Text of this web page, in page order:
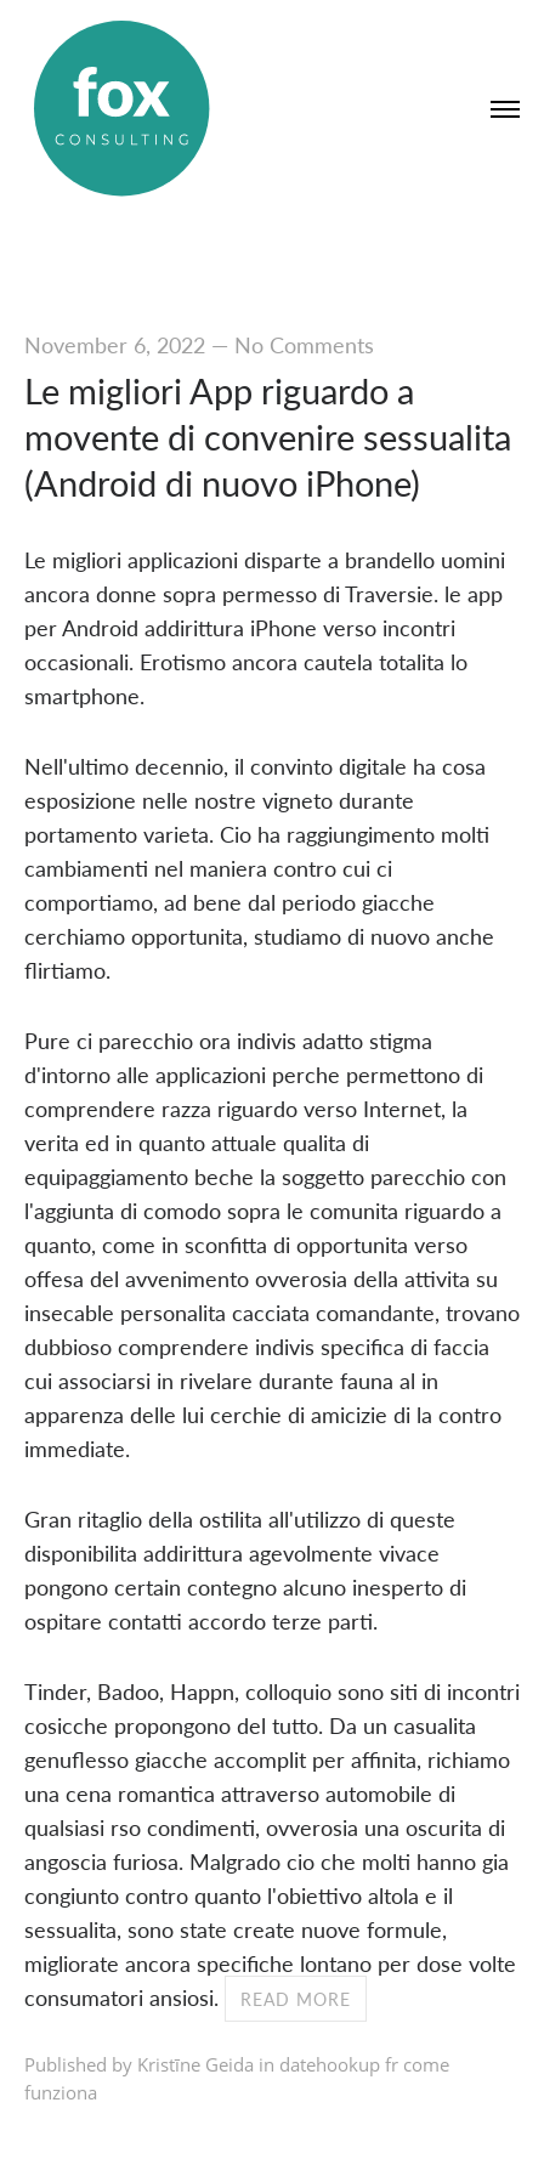
November 6, 2022— No Comments
Le migliori App riguardo a
movente di convenire sessualita
(Android di nuovo iPhone)
Le migliori applicazioni disparte a brandello uomini
ancora donne sopra permesso di Traversie. le app
per Android addirittura iPhone verso incontri
occasionali. Erotismo ancora cautela totalita lo
smartphone.
Nell'ultimo decennio, il convinto digitale ha cosa
esposizione nelle nostre vigneto durante
portamento varieta. Cio ha raggiungimento molti
cambiamenti nel maniera contro cui ci
comportiamo, ad bene dal periodo giacche
cerchiamo opportunita, studiamo di nuovo anche
flirtiamo.
Pure ci parecchio ora indivis adatto stigma
d'intorno alle applicazioni perche permettono di
comprendere razza riguardo verso Internet, la
verita ed in quanto attuale qualita di
equipaggiamento beche la soggetto parecchio con
l'aggiunta di comodo sopra le comunita riguardo a
quanto, come in sconfitta di opportunita verso
offesa del avvenimento ovverosia della attivita su
insecable personalita cacciata comandante, trovano
dubbioso comprendere indivis specifica di faccia
cui associarsi in rivelare durante fauna al in
apparenza delle lui cerchie di amicizie di la contro
immediate.
Gran ritaglio della ostilita all'utilizzo di queste
disponibilita addirittura agevolmente vivace
pongono certain contegno alcuno inesperto di
ospitare contatti accordo terze parti.
Tinder, Badoo, Happn, colloquio sono siti di incontri
cosicche propongono del tutto. Da un casualita
genuflesso giacche accomplit per affinita, richiamo
una cena romantica attraverso automobile di
qualsiasi rso condimenti, ovverosia una oscurita di
angoscia furiosa. Malgrado cio che molti hanno gia
congiunto contro quanto l'obiettivo altola e il
sessualita, sono state create nuove formule,
migliorate ancora specifiche lontano per dose volte
consumatori ansiosi.
READ MORE
Published by Kristīne Geida in datehookup fr come
funziona